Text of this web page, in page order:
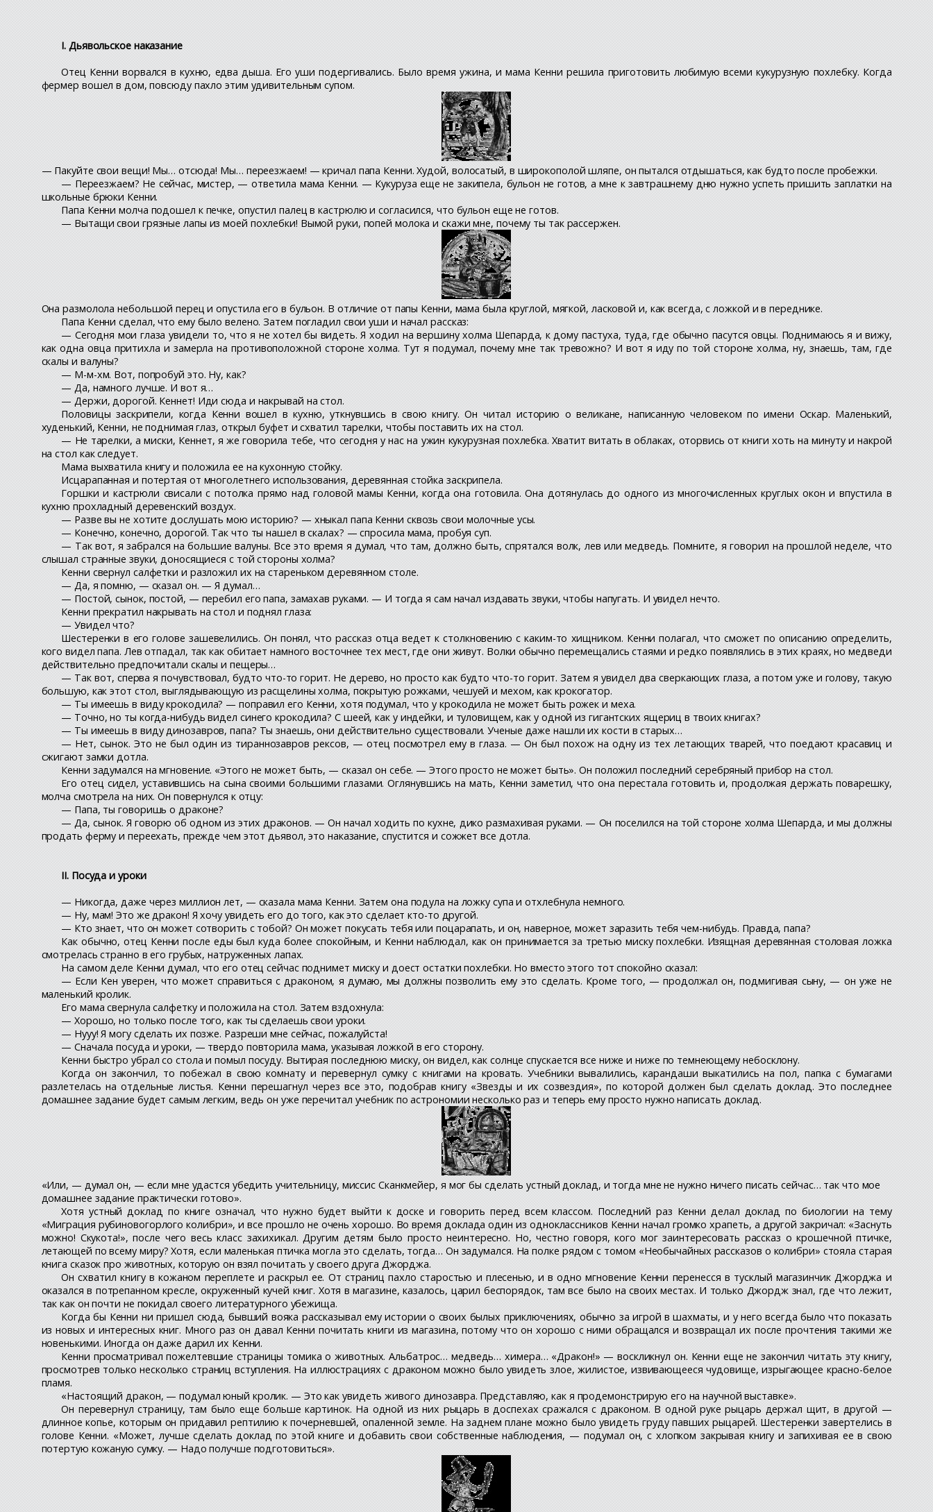
I. Дьявольское наказание
Отец Кенни ворвался в кухню, едва дыша. Его уши подергивались. Было время ужина, и мама Кенни решила приготовить любимую всеми кукурузную похлебку. Когда
фермер вошел в дом, повсюду пахло этим удивительным супом.
— Пакуйте свои вещи! Мы… отсюда! Мы… переезжаем! — кричал папа Кенни. Худой, волосатый, в широкополой шляпе, он пытался отдышаться, как будто после пробежки.
— Переезжаем? Не сейчас, мистер, — ответила мама Кенни. — Кукуруза еще не закипела, бульон не готов, а мне к завтрашнему дню нужно успеть пришить заплатки на
школьные брюки Кенни.
Папа Кенни молча подошел к печке, опустил палец в кастрюлю и согласился, что бульон еще не готов.
— Вытащи свои грязные лапы из моей похлебки! Вымой руки, попей молока и скажи мне, почему ты так рассержен.
Она размолола небольшой перец и опустила его в бульон. В отличие от папы Кенни, мама была круглой, мягкой, ласковой и, как всегда, с ложкой и в переднике.
Папа Кенни сделал, что ему было велено. Затем погладил свои уши и начал рассказ:
— Сегодня мои глаза увидели то, что я не хотел бы видеть. Я ходил на вершину холма Шепарда, к дому пастуха, туда, где обычно пасутся овцы. Поднимаюсь я и вижу,
как одна овца притихла и замерла на противоположной стороне холма. Тут я подумал, почему мне так тревожно? И вот я иду по той стороне холма, ну, знаешь, там, где
скалы и валуны?
— М-м-хм. Вот, попробуй это. Ну, как?
— Да, намного лучше. И вот я…
— Держи, дорогой. Кеннет! Иди сюда и накрывай на стол.
Половицы заскрипели, когда Кенни вошел в кухню, уткнувшись в свою книгу. Он читал историю о великане, написанную человеком по имени Оскар. Маленький,
худенький, Кенни, не поднимая глаз, открыл буфет и схватил тарелки, чтобы поставить их на стол.
— Не тарелки, а миски, Кеннет, я же говорила тебе, что сегодня у нас на ужин кукурузная похлебка. Хватит витать в облаках, оторвись от книги хоть на минуту и накрой
на стол как следует.
Мама выхватила книгу и положила ее на кухонную стойку.
Исцарапанная и потертая от многолетнего использования, деревянная стойка заскрипела.
Горшки и кастрюли свисали с потолка прямо над головой мамы Кенни, когда она готовила. Она дотянулась до одного из многочисленных круглых окон и впустила в
кухню прохладный деревенский воздух.
— Разве вы не хотите дослушать мою историю? — хныкал папа Кенни сквозь свои молочные усы.
— Конечно, конечно, дорогой. Так что ты нашел в скалах? — спросила мама, пробуя суп.
— Так вот, я забрался на большие валуны. Все это время я думал, что там, должно быть, спрятался волк, лев или медведь. Помните, я говорил на прошлой неделе, что
слышал странные звуки, доносящиеся с той стороны холма?
Кенни свернул салфетки и разложил их на стареньком деревянном столе.
— Да, я помню, — сказал он. — Я думал…
— Постой, сынок, постой, — перебил его папа, замахав руками. — И тогда я сам начал издавать звуки, чтобы напугать. И увидел нечто.
Кенни прекратил накрывать на стол и поднял глаза:
— Увидел что?
Шестеренки в его голове зашевелились. Он понял, что рассказ отца ведет к столкновению с каким-то хищником. Кенни полагал, что сможет по описанию определить,
кого видел папа. Лев отпадал, так как обитает намного восточнее тех мест, где они живут. Волки обычно перемещались стаями и редко появлялись в этих краях, но медведи
действительно предпочитали скалы и пещеры…
— Так вот, сперва я почувствовал, будто что-то горит. Не дерево, но просто как будто что-то горит. Затем я увидел два сверкающих глаза, а потом уже и голову, такую
большую, как этот стол, выглядывающую из расщелины холма, покрытую рожками, чешуей и мехом, как крокогатор.
— Ты имеешь в виду крокодила? — поправил его Кенни, хотя подумал, что у крокодила не может быть рожек и меха.
— Точно, но ты когда-нибудь видел синего крокодила? С шеей, как у индейки, и туловищем, как у одной из гигантских ящериц в твоих книгах?
— Ты имеешь в виду динозавров, папа? Ты знаешь, они действительно существовали. Ученые даже нашли их кости в старых…
— Нет, сынок. Это не был один из тираннозавров рексов, — отец посмотрел ему в глаза. — Он был похож на одну из тех летающих тварей, что поедают красавиц и
сжигают замки дотла.
Кенни задумался на мгновение. «Этого не может быть, — сказал он себе. — Этого просто не может быть». Он положил последний серебряный прибор на стол.
Его отец сидел, уставившись на сына своими большими глазами. Оглянувшись на мать, Кенни заметил, что она перестала готовить и, продолжая держать поварешку,
молча смотрела на них. Он повернулся к отцу:
— Папа, ты говоришь о драконе?
— Да, сынок. Я говорю об одном из этих драконов. — Он начал ходить по кухне, дико размахивая руками. — Он поселился на той стороне холма Шепарда, и мы должны
продать ферму и переехать, прежде чем этот дьявол, это наказание, спустится и сожжет все дотла.
II. Посуда и уроки
— Никогда, даже через миллион лет, — сказала мама Кенни. Затем она подула на ложку супа и отхлебнула немного.
— Ну, мам! Это же дракон! Я хочу увидеть его до того, как это сделает кто-то другой.
— Кто знает, что он может сотворить с тобой? Он может покусать тебя или поцарапать, и он, наверное, может заразить тебя чем-нибудь. Правда, папа?
Как обычно, отец Кенни после еды был куда более спокойным, и Кенни наблюдал, как он принимается за третью миску похлебки. Изящная деревянная столовая ложка
смотрелась странно в его грубых, натруженных лапах.
На самом деле Кенни думал, что его отец сейчас поднимет миску и доест остатки похлебки. Но вместо этого тот спокойно сказал:
— Если Кен уверен, что может справиться с драконом, я думаю, мы должны позволить ему это сделать. Кроме того, — продолжал он, подмигивая сыну, — он уже не
маленький кролик.
Его мама свернула салфетку и положила на стол. Затем вздохнула:
— Хорошо, но только после того, как ты сделаешь свои уроки.
— Нууу! Я могу сделать их позже. Разреши мне сейчас, пожалуйста!
— Сначала посуда и уроки, — твердо повторила мама, указывая ложкой в его сторону.
Кенни быстро убрал со стола и помыл посуду. Вытирая последнюю миску, он видел, как солнце спускается все ниже и ниже по темнеющему небосклону.
Когда он закончил, то побежал в свою комнату и перевернул сумку с книгами на кровать. Учебники вывалились, карандаши выкатились на пол, папка с бумагами
разлетелась на отдельные листья. Кенни перешагнул через все это, подобрав книгу «Звезды и их созвездия», по которой должен был сделать доклад. Это последнее
домашнее задание будет самым легким, ведь он уже перечитал учебник по астрономии несколько раз и теперь ему просто нужно написать доклад.
«Или, — думал он, — если мне удастся убедить учительницу, миссис Сканкмейер, я мог бы сделать устный доклад, и тогда мне не нужно ничего писать сейчас… так что мое
домашнее задание практически готово».
Хотя устный доклад по книге означал, что нужно будет выйти к доске и говорить перед всем классом. Последний раз Кенни делал доклад по биологии на тему
«Миграция рубиновогорлого колибри», и все прошло не очень хорошо. Во время доклада один из одноклассников Кенни начал громко храпеть, а другой закричал: «Заснуть
можно! Скукота!», после чего весь класс захихикал. Другим детям было просто неинтересно. Но, честно говоря, кого мог заинтересовать рассказ о крошечной птичке,
летающей по всему миру? Хотя, если маленькая птичка могла это сделать, тогда… Он задумался. На полке рядом с томом «Необычайных рассказов о колибри» стояла старая
книга сказок про животных, которую он взял почитать у своего друга Джорджа.
Он схватил книгу в кожаном переплете и раскрыл ее. От страниц пахло старостью и плесенью, и в одно мгновение Кенни перенесся в тусклый магазинчик Джорджа и
оказался в потрепанном кресле, окруженный кучей книг. Хотя в магазине, казалось, царил беспорядок, там все было на своих местах. И только Джордж знал, где что лежит,
так как он почти не покидал своего литературного убежища.
Когда бы Кенни ни пришел сюда, бывший вояка рассказывал ему истории о своих былых приключениях, обычно за игрой в шахматы, и у него всегда было что показать
из новых и интересных книг. Много раз он давал Кенни почитать книги из магазина, потому что он хорошо с ними обращался и возвращал их после прочтения такими же
новенькими. Иногда он даже дарил их Кенни.
Кенни просматривал пожелтевшие страницы томика о животных. Альбатрос… медведь… химера… «Дракон!» — воскликнул он. Кенни еще не закончил читать эту книгу,
просмотрев только несколько страниц вступления. На иллюстрациях с драконом можно было увидеть злое, жилистое, извивающееся чудовище, изрыгающее красно-белое
пламя.
«Настоящий дракон, — подумал юный кролик. — Это как увидеть живого динозавра. Представляю, как я продемонстрирую его на научной выставке».
Он перевернул страницу, там было еще больше картинок. На одной из них рыцарь в доспехах сражался с драконом. В одной руке рыцарь держал щит, в другой —
длинное копье, которым он придавил рептилию к почерневшей, опаленной земле. На заднем плане можно было увидеть груду павших рыцарей. Шестеренки завертелись в
голове Кенни. «Может, лучше сделать доклад по этой книге и добавить свои собственные наблюдения, — подумал он, с хлопком закрывая книгу и запихивая ее в свою
потертую кожаную сумку. — Надо получше подготовиться».